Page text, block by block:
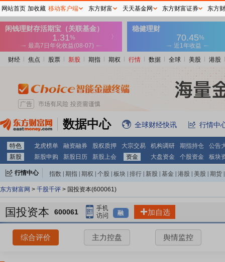
财经 焦点 股票 新股 期指 期权 行情 数据 全球 美股 港股
数据中心 全球财经快讯 行情中
特色 龙虎榜单 融资融券 股权质押 大宗交易 机构调研 期指持仓
公告
新股
新股申购 新股日历 新股上会 资金 大盘资金 个股资金 板块
行情中心 指数 期指 期权 个股 板块 排行 新股 基金 港股 美股 期货
东方财富网 > 千股千评 > 国投资本(600061)
国投资本 600061 融 加自选
综合评价 主力控盘 舆情监控
网站首页 加收藏 移动客户端 东方财富 天天基金网 东方财富证券 东方